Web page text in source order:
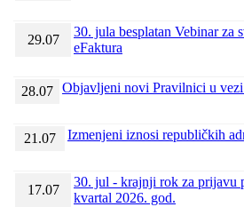
29.07
30. jula besplatan Vebinar za
eFaktura
28.07 Objavljeni novi Pravilnici u vezi
21.07 Izmenjeni iznosi republičkih
17.07
30. jul - krajnji rok za prijavu
kvartal 2026. god.